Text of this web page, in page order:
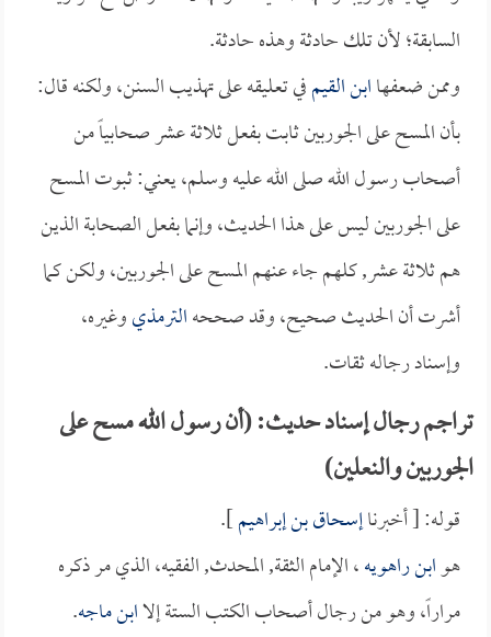
السابقة؛ لأن تلك حادثة وهذه حادثة.
وممن ضعفهاابن القيمفي تعليقه على تهذيب السنن، ولكنه قال:
بأن المسح على الجوربين ثابت بفعل ثلاثة عشر صحابياً من
أصحاب رسول الله صلى الله عليه وسلم، يعني: ثبوت المسح
على الجوربين ليس على هذا الحديث، وإنما بفعل الصحابة الذين
هم ثلاثة عشر, كلهم جاء عنهم المسح على الجوربين، ولكن كما
أشرت أن الحديث صحيح، وقد صححهالترمذيوغيره،
وإسناد رجاله ثقات.
تراجم رجال إسناد حديث: (أن رسول الله مسح على
الجوربين والنعلين)
قوله: [ أخبرناإسحاق بن إبراهيم].
هوابن راهويه، الإمام الثقة, المحدث, الفقيه، الذي مر ذكره
مراراً، وهو من رجال أصحاب الكتب الستة إلاابن ماجه.